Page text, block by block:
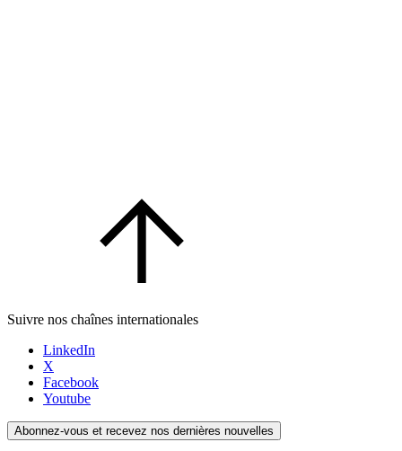
Suivre nos chaînes internationales
LinkedIn
X
Facebook
Youtube
Abonnez-vous et recevez nos dernières nouvelles